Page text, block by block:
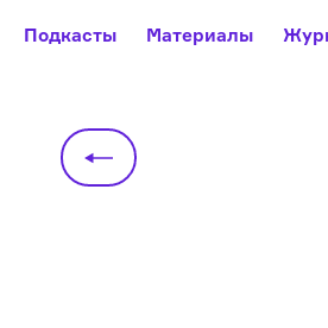
Подкасты Материалы